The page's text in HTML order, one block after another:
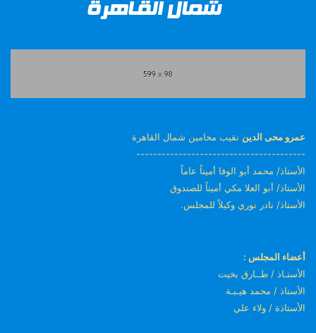
عمرو محى الدين نقيب محامين شمال القاهرة
----------------------------------------
الأستاذ/ محمد أبو الوفا أميناً عاماً
الأستاذ/ أبو العلا مكي أميناً للصندوق
الأستاذ/ نادر نوري وكيلاً للمجلس.
أعضاء المجلس :
الأستـاذ / طــارق بخيت
الأستاذ / محمد هيـبـة
الأستاذة / ولاء علي